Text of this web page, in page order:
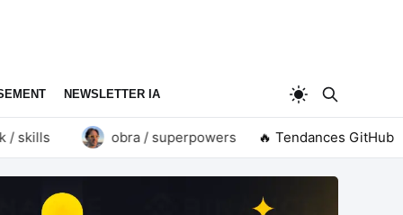
NEWSLETTER IA
obra / superpowers goauthentik /
🔥 Tendances GitHub